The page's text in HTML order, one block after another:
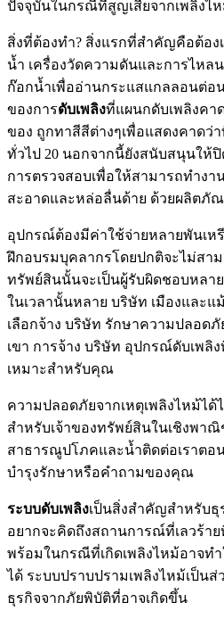
ปัจจุบันในกรณีที่สูญเสียจากเพลิงไ
สิ่งที่ต้องทำ? สิ่งแรกที่สำคัญคือต้อง
น้ำ เครื่องวัดความดันและการไหล
ก๊อกน้ำเพื่ออ่านกระแสแกลลอนต่อ
ของการดับเพลิงที่แผนกดับเพลิงคา
ของ ถูกทาสีสีต่างๆเพื่อแสดงคาดว่า
ทั่วไป 20 นอกจากนี้ยังสนับสนุนให้
การตรวจสอบเพื่อให้สามารถทำงา
สะอาดและหล่อลื่นด้าย ด้วยผลิตภั
อุปกรณ์ต้องมีค่าใช้จ่ายหลายพันเ
ฝึกอบรมบุคลากรโดยปกติจะไม่สา
ทรัพย์สินนั้นจะเป็นผู้รับผิดชอบหลา
ในเวลานั้นหลาย บริษัท เมืองและ
เลือกจ้าง บริษัท รักษาความปลอด
เขา การจ้าง บริษัท อุปกรณ์ดับเพ
เหมาะสำหรับคุณ
ความปลอดภัยจากเหตุเพลิงไหม้ไ
สำหรับเจ้าของทรัพย์สินในเชิงพา
สาธารณูปโภคและน้ำติดต่อเราตอ
บำรุงรักษาหรือคำถามของคุณ
ระบบดับเพลิงเป็นสิ่งสำคัญสำหรับธุ
อยากจะคิดถึงสถานการณ์ที่เลวร้า
พร้อมในกรณีที่เกิดเพลิงไหม้อาจท
ได้ ระบบปราบปรามเพลิงไหม้เป็น
ธุรกิจจากภัยพิบัติที่อาจเกิดขึ้น